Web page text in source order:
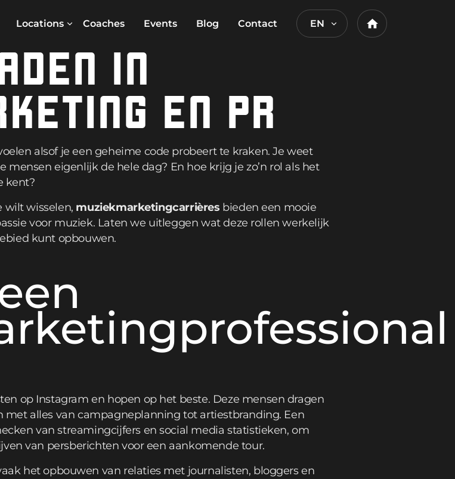
Locations Coaches Events Blog Contact EN Home
IN
EN PR
alsof je een geheime code probeert te kraken. Je weet
eigenlijk de hele dag? En hoe krijg je zo’n rol als het
kent?
wilt wisselen, muziekmarketingcarrières bieden een mooie
voor muziek. Laten we uitleggen wat deze rollen werkelijk
kunt opbouwen.
op Instagram en hopen op het beste. Deze mensen dragen
alles van campagneplanning tot artiestbranding. Een
van streamingcijfers en social media statistieken, om
van persberichten voor een aankomende tour.
het opbouwen van relaties met journalisten, bloggers en